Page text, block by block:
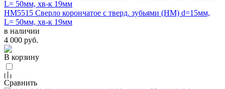
HM5515 Сверло корончатое с тверд. зубьями (НМ) d=15мм,
L= 50мм, хв-к 19мм
в наличии
4 000 руб.
В корзину
Сравнить